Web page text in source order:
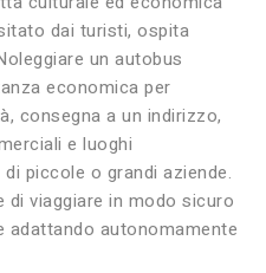
dai turisti, ospita
un autobus
economica per
consegna a un indirizzo,
e luoghi
piccole o grandi aziende.
viaggiare in modo sicuro
autonomamente